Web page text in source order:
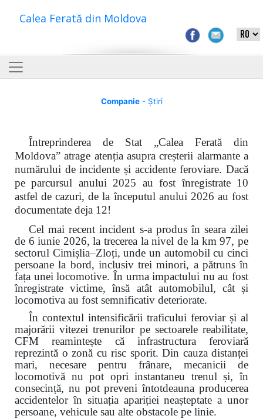
Calea Ferată din Moldova
Companie- Știri
Întreprinderea de Stat „Calea Ferată din
Moldova” atrage atenția asupra creșterii alarmante a
numărului de incidente și accidente feroviare. Dacă
pe parcursul anului 2025 au fost înregistrate 10
astfel de cazuri, de la începutul anului 2026 au fost
documentate deja 12!
Cel mai recent incident s-a produs în seara zilei
de 6 iunie 2026, la trecerea la nivel de la km 97, pe
sectorul Cimișlia–Zloți, unde un automobil cu cinci
persoane la bord, inclusiv trei minori, a pătruns în
fața unei locomotive. În urma impactului nu au fost
înregistrate victime, însă atât automobilul, cât și
locomotiva au fost semnificativ deteriorate.
În contextul intensificării traficului feroviar și al
majorării vitezei trenurilor pe sectoarele reabilitate,
CFM reamintește că infrastructura feroviară
reprezintă o zonă cu risc sporit. Din cauza distanței
mari, necesare pentru frânare, mecanicii de
locomotivă nu pot opri instantaneu trenul și, în
consecință, nu pot preveni întotdeauna producerea
accidentelor în situația apariției neașteptate a unor
persoane, vehicule sau alte obstacole pe linie.